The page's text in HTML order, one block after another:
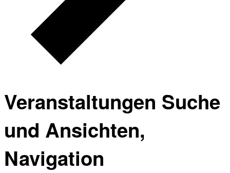
Veranstaltungen Suche
und Ansichten,
Navigation